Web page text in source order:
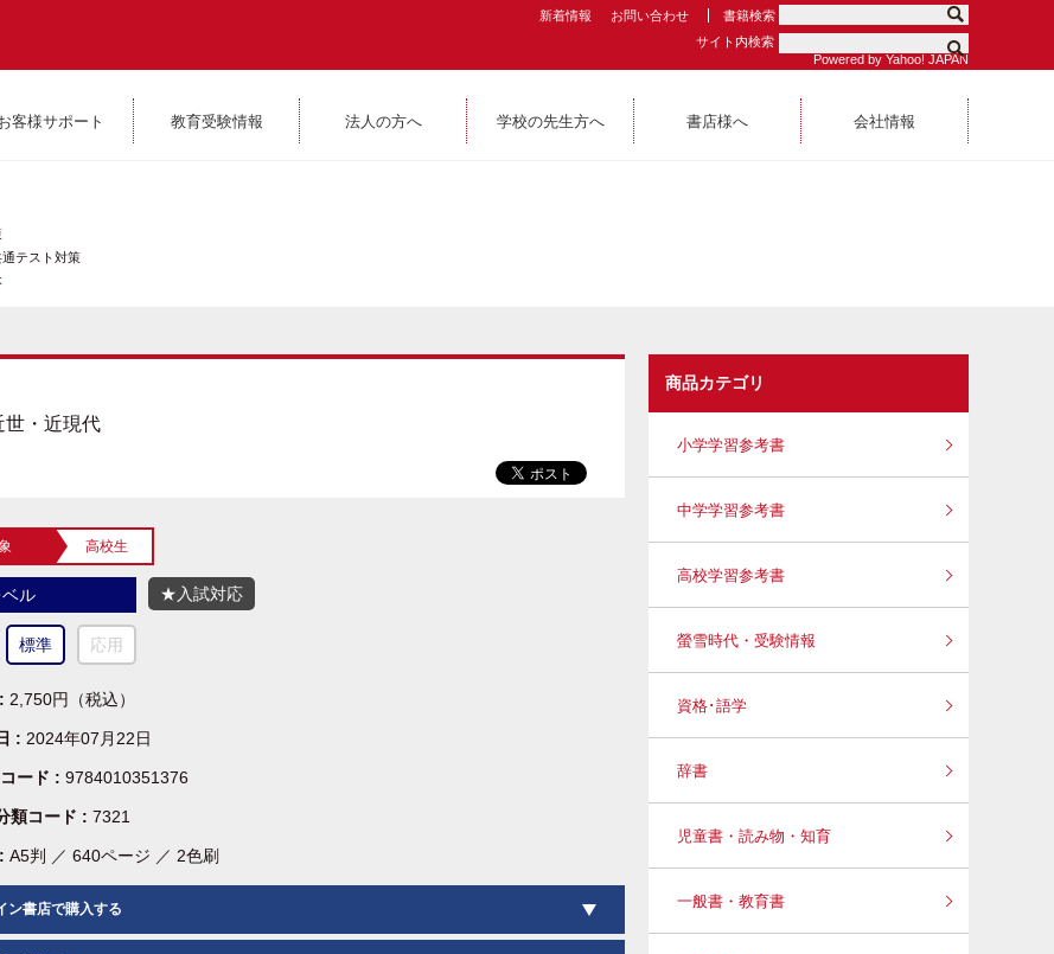
新着情報 お問い合わせ
書籍検索
サイト内検索
Powered by Yahoo! JAPAN
客様サポート 教育受験情報 法人の方へ 学校の先生方へ 書店様へ 会社情報
テスト対策
世・近現代
高校生
ル
標準 応用
★入試対応
2,750円（税込）
: 2024年07月22日
ード : 9784010351376
類コード : 7321
A5判 ／ 640ページ ／ 2色刷
ン書店で購入する
商品カテゴリ
小学学習参考書
中学学習参考書
高校学習参考書
螢雪時代・受験情報
資格･語学
辞書
児童書・読み物・知育
一般書・教育書